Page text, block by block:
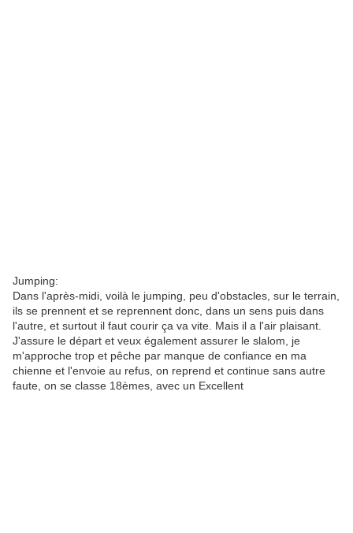
Jumping:
Dans l'après-midi, voilà le jumping, peu d'obstacles, sur le terrain,
ils se prennent et se reprennent donc, dans un sens puis dans
l'autre, et surtout il faut courir ça va vite. Mais il a l'air plaisant.
J'assure le départ et veux également assurer le slalom, je
m'approche trop et pêche par manque de confiance en ma
chienne et l'envoie au refus, on reprend et continue sans autre
faute, on se classe 18èmes, avec un Excellent